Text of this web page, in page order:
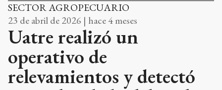
SECTOR AGROPECUARIO
23 de abril de 2026 | hace 4 meses
Uatre realizó un
operativo de
relevamientos y detectó